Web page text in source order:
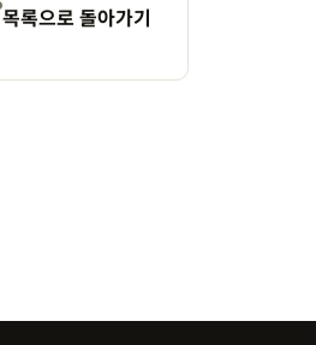
목록으로 돌아가기